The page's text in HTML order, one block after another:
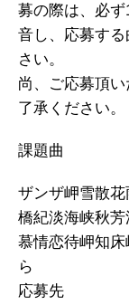
募の際は、必
音し、応募す
さい。
尚、ご応募頂
了承ください。
課題曲
ザンザ岬雪散
橋紀淡海峡秋
慕情恋待岬知
ら
応募先